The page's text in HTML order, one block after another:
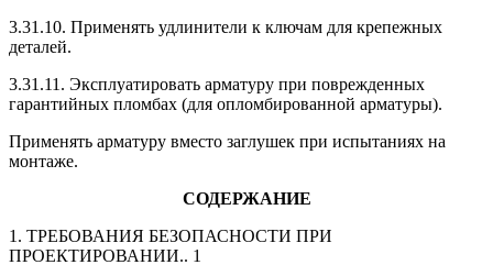
3.31.10. Применять удлинители к ключам для крепежных
деталей.
3.31.11. Эксплуатировать арматуру при поврежденных
гарантийных пломбах (для опломбированной арматуры).
Применять арматуру вместо заглушек при испытаниях на
монтаже.
СОДЕРЖАНИЕ
1. ТРЕБОВАНИЯ БЕЗОПАСНОСТИ ПРИ
ПРОЕКТИРОВАНИИ.. 1